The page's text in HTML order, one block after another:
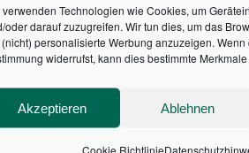
verwenden Technologien wie Cookies, um
oder darauf zuzugreifen. Wir tun dies, um das
personalisierte Werbung anzuzeigen.
widerrufst, kann dies bestimmte
Akzeptieren Ablehnen
Cookie Richtlinie
Warenkorb